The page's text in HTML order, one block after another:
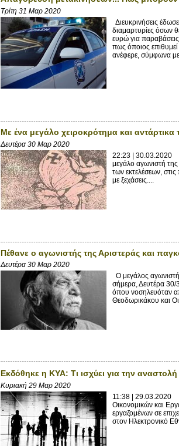
Τρίτη 31 Μαρ 2020
Διευκρινήσεις
διαμαρτυρίες όσων
ευρώ για
πως όποιος
ανέφερε, σύμφωνα με
Με ένα μεγάλο χειροκρότημα και
Δευτέρα 30 Μαρ 2020
22:23 | 30.03.2020
μεγάλο αγωνιστή
των εκτελέσεων,
με ξεχάσεις....
Πέθανε ο αγωνιστής της Αριστεράς και
Δευτέρα 30 Μαρ 2020
Ο μεγάλος
σήμερα, Δευτέρα 30/
όπου νοσηλευόταν
Θεοδωρικάκου και
Εκδόθηκε η ΚΥΑ: Τι ισχύει για την
Κυριακή 29 Μαρ 2020
11:38 | 29.03.2020
Οικονομικών και
εργαζομένων σε
στον Ηλεκτρονικό